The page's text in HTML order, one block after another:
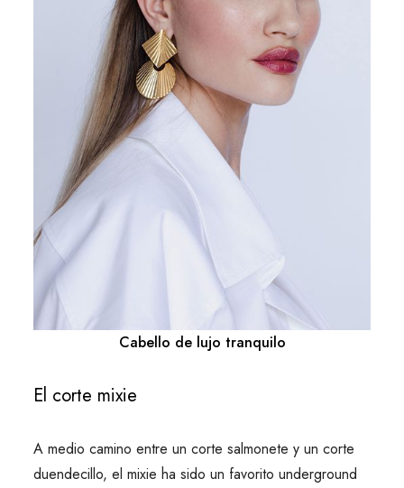
Cabello de lujo tranquilo
El corte mixie
A medio camino entre un corte salmonete y un corte
duendecillo, el mixie ha sido un favorito underground